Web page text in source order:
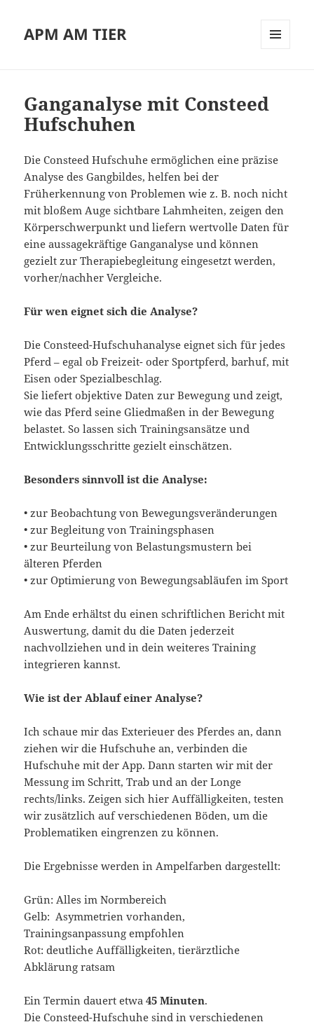
APM AM TIER
Ganganalyse mit Consteed
Hufschuhen
Die Consteed Hufschuhe ermöglichen eine präzise
Analyse des Gangbildes, helfen bei der
Früherkennung von Problemen wie z. B. noch nicht
mit bloßem Auge sichtbare Lahmheiten, zeigen den
Körperschwerpunkt und liefern wertvolle Daten für
eine aussagekräftige Ganganalyse und können
gezielt zur Therapiebegleitung eingesetzt werden,
vorher/nachher Vergleiche.
Für wen eignet sich die Analyse?
Die Consteed-Hufschuhanalyse eignet sich für jedes
Pferd – egal ob Freizeit- oder Sportpferd, barhuf, mit
Eisen oder Spezialbeschlag.
Sie liefert objektive Daten zur Bewegung und zeigt,
wie das Pferd seine Gliedmaßen in der Bewegung
belastet. So lassen sich Trainingsansätze und
Entwicklungsschritte gezielt einschätzen.
Besonders sinnvoll ist die Analyse:
• zur Beobachtung von Bewegungsveränderungen
• zur Begleitung von Trainingsphasen
• zur Beurteilung von Belastungsmustern bei
älteren Pferden
• zur Optimierung von Bewegungsabläufen im Sport
Am Ende erhältst du einen schriftlichen Bericht mit
Auswertung, damit du die Daten jederzeit
nachvollziehen und in dein weiteres Training
integrieren kannst.
Wie ist der Ablauf einer Analyse?
Ich schaue mir das Exterieuer des Pferdes an, dann
ziehen wir die Hufschuhe an, verbinden die
Hufschuhe mit der App. Dann starten wir mit der
Messung im Schritt, Trab und an der Longe
rechts/links. Zeigen sich hier Auffälligkeiten, testen
wir zusätzlich auf verschiedenen Böden, um die
Problematiken eingrenzen zu können.
Die Ergebnisse werden in Ampelfarben dargestellt:
Grün: Alles im Normbereich
Gelb: Asymmetrien vorhanden,
Trainingsanpassung empfohlen
Rot: deutliche Auffälligkeiten, tierärztliche
Abklärung ratsam
Ein Termin dauert etwa45 Minuten.
Die Consteed-Hufschuhe sind in verschiedenen